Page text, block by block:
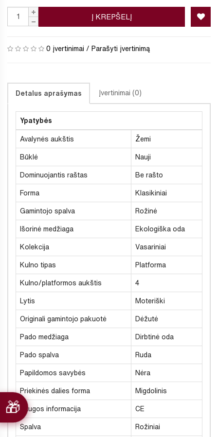
Į KREPŠELĮ
0 įvertinimai / Parašyti įvertinimą
Detalus aprašymas Įvertinimai (0)
Ypatybės
Avalynės aukštis Žemi
Būklė Nauji
Dominuojantis raštas Be rašto
Forma Klasikiniai
Gamintojo spalva Rožinė
Išorinė medžiaga Ekologiška oda
Kolekcija Vasariniai
Kulno tipas Platforma
Kulno/platformos aukštis 4
Lytis Moteriški
Originali gamintojo pakuotė Dėžutė
Pado medžiaga Dirbtinė oda
Pado spalva Ruda
Papildomos savybės Nėra
Priekinės dalies forma Migdolinis
Saugos informacija CE
Spalva Rožiniai